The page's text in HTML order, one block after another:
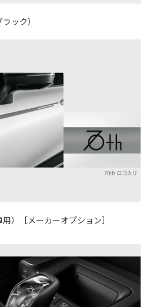
ック）
）［メーカーオプション］